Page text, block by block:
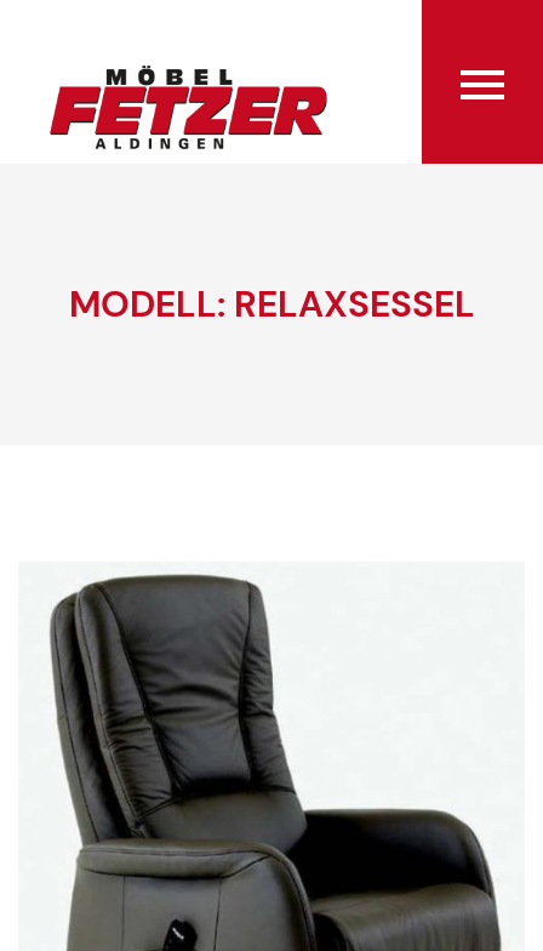
MODELL: RELAXSESSEL